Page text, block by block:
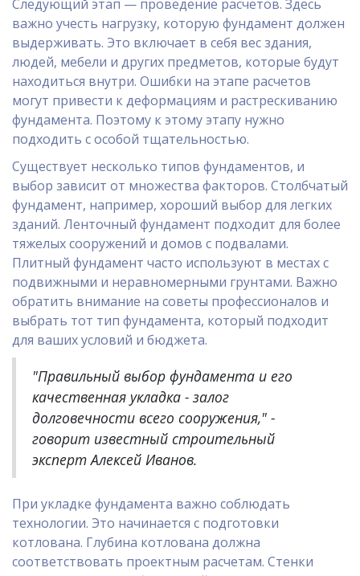
Следующий этап — проведение расчетов. Здесь
важно учесть нагрузку, которую фундамент должен
выдерживать. Это включает в себя вес здания,
людей, мебели и других предметов, которые будут
находиться внутри. Ошибки на этапе расчетов
могут привести к деформациям и растрескиванию
фундамента. Поэтому к этому этапу нужно
подходить с особой тщательностью.
Существует несколько типов фундаментов, и
выбор зависит от множества факторов. Столбчатый
фундамент, например, хороший выбор для легких
зданий. Ленточный фундамент подходит для более
тяжелых сооружений и домов с подвалами.
Плитный фундамент часто используют в местах с
подвижными и неравномерными грунтами. Важно
обратить внимание на советы профессионалов и
выбрать тот тип фундамента, который подходит
для ваших условий и бюджета.
"Правильный выбор фундамента и его
качественная укладка - залог
долговечности всего сооружения," -
говорит известный строительный
эксперт Алексей Иванов.
При укладке фундамента важно соблюдать
технологии. Это начинается с подготовки
котлована. Глубина котлована должна
соответствовать проектным расчетам. Стенки